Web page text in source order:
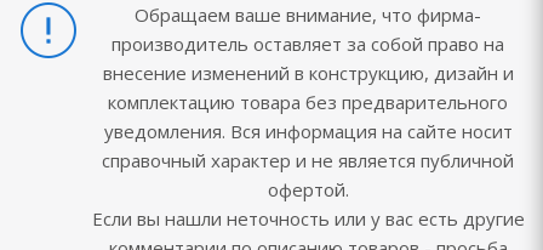
Обращаем ваше внимание, что фирма-
производитель оставляет за собой право на
внесение изменений в конструкцию, дизайн и
комплектацию товара без предварительного
уведомления. Вся информация на сайте носит
справочный характер и не является публичной
офертой.
Если вы нашли неточность или у вас есть другие